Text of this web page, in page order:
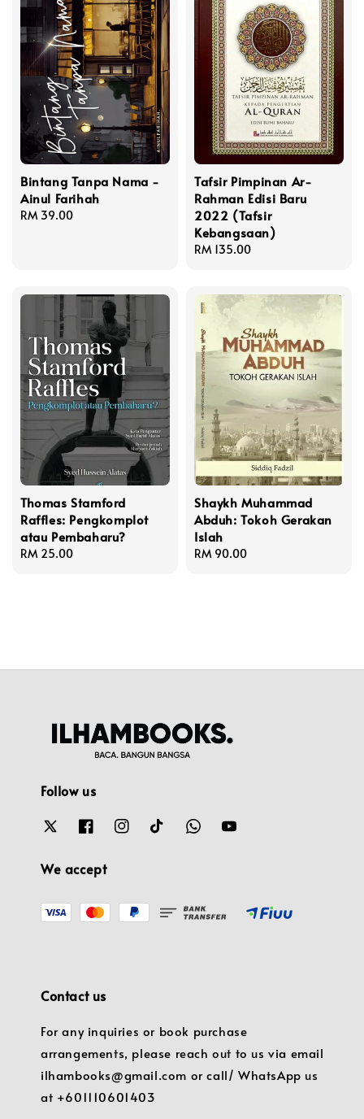
Bintang Tanpa Nama -
Ainul Farihah
Regular
RM 39.00
Tafsir Pimpinan Ar-
Rahman Edisi Baru
2022 (Tafsir
Kebangsaan)
Regular
RM 135.00
Thomas Stamford
Raffles: Pengkomplot
atau Pembaharu?
Regular
RM 25.00
Shaykh Muhammad
Abduh: Tokoh Gerakan
Islah
Regular
RM 90.00
Follow us
We accept
Contact us
For any inquiries or book purchase
arrangements, please reach out to us via email
ilhambooks@gmail.com or call/ WhatsApp us
at +601110601403